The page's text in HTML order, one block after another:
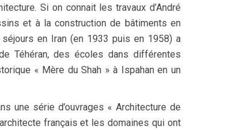
Si on connait les travaux d’André
et à la construction de bâtiments en
en Iran (en 1933 puis en 1958) a
Téhéran, des écoles dans différentes
« Mère du Shah » à Ispahan en un
une série d’ouvrages « Architecture de
français et les domaines qui ont